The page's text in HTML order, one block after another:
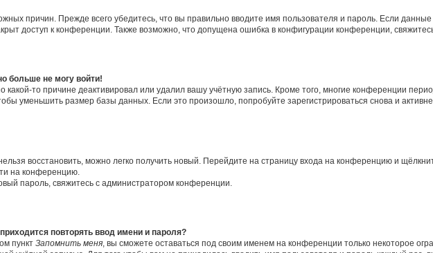
причин. Прежде всего убедитесь, что вы правильно вводите имя пользователя и пароль. Если
доступ к конференции. Также возможно, что допущена ошибка в конфигурации конференции,
больше не могу войти!
какой-то причине деактивировал или удалил вашу учётную запись. Кроме того, многие конференции
уменьшить размер базы данных. Если это произошло, попробуйте зарегистрироваться снова и активнее
восстановить, можно легко получить новый. Перейдите на страницу входа на конференцию и
на конференцию.
пароль, свяжитесь с администратором конференции.
повторять ввод имени и пароля?
пункт Запомнить меня , вы сможете оставаться под своим именем на конференции только некоторое